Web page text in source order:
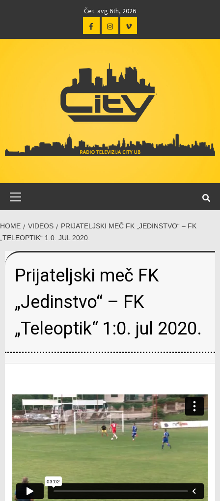
Čet. avg 6th, 2026
HOME VIDEOS
PRIJATELJSKI MEČ FK „JEDINSTVO“ – FK
„TELEOPTIK“ 1:0. JUL 2020.
Prijateljski meč FK
„Jedinstvo“ – FK
„Teleoptik“ 1:0. jul 2020.